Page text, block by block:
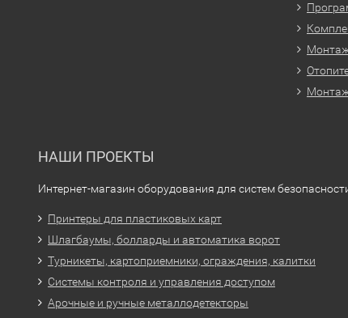
НАШИ ПРОЕКТЫ
Интернет-магазин оборудования для систем
Принтеры для пластиковых карт
Шлагбаумы, болларды и автоматика ворот
Турникеты, картоприемники, ограждения, калитки
Системы контроля и управления доступом
Арочные и ручные металлодетекторы